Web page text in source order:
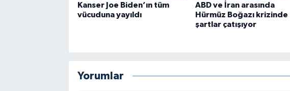
Kanser Joe Biden’ın tüm
vücuduna yayıldı
ABD ve İran arasında
Hürmüz Boğazı krizinde
şartlar çatışıyor
Yorumlar